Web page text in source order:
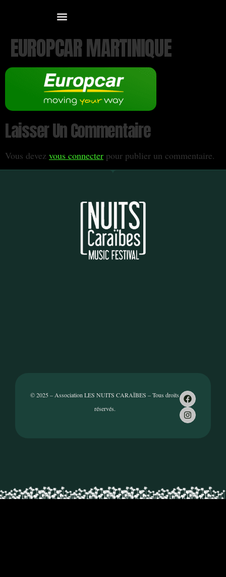
EUROPCAR MARTINIQUE
Laisser Un Commentaire
Vous devez vous connecter pour publier un commentaire.
© 2025 – Association LES NUITS CARAÏBES – Tous droits
réservés.